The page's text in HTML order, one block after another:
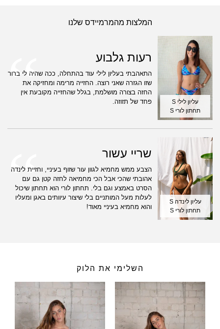
המלצות מהמרמיידס שלנו
עליון לילי S
תחתון לורי S
רעות גלבוע
התאהבתי בעליון לילי עוד בהתחלה, ככה שהיה לי ברור
שזו הגזרה שאני רוצה. החזייה מרימה ומחזיקה את
החזה בצורה מושלמת, בגלל שהחזייה מקובעת אין
פחד של תזוזה.
עליון לינדה S
תחתון לורי S
שריי עשור
הצבע ממש מחמיא לגוון עור שזוף בעיניי, וחזיית לינדה
אהובתי שהכי אבל הכי מחמיאה לחזה קטן גם עם
הסרט באמצע וגם בלי. תחתון לורי הוא תחתון שיכול
לעלות מעל המותניים בלי שיצור עיוותים באגן ומעליו
והוא מחמיא בעיניי מאוד!
השלימי את הלוק